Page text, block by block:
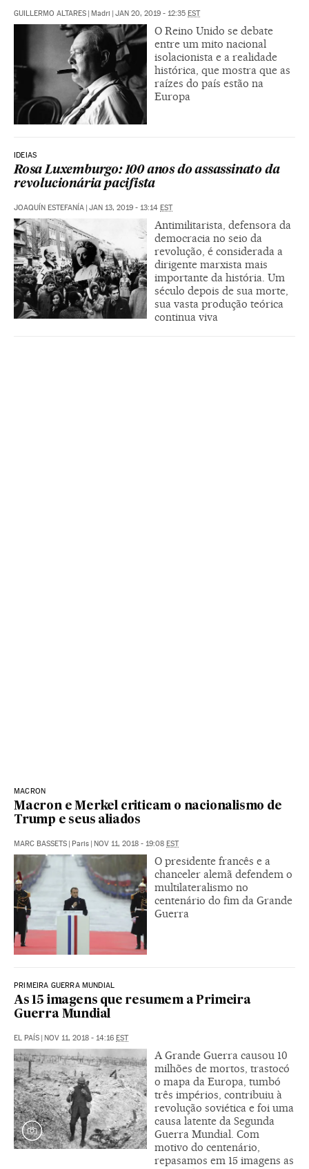
GUILLERMO ALTARES | Madri | JAN 20, 2019 - 12:35 EST
O Reino Unido se debate
entre um mito nacional
isolacionista e a realidade
histórica, que mostra que as
raízes do país estão na
Europa
IDEIAS
Rosa Luxemburgo: 100 anos do assassinato da
revolucionária pacifista
JOAQUÍN ESTEFANÍA | JAN 13, 2019 - 13:14 EST
Antimilitarista, defensora da
democracia no seio da
revolução, é considerada a
dirigente marxista mais
importante da história. Um
século depois de sua morte,
sua vasta produção teórica
continua viva
MACRON
Macron e Merkel criticam o nacionalismo de
Trump e seus aliados
MARC BASSETS | Paris | NOV 11, 2018 - 19:08 EST
O presidente francês e a
chanceler alemã defendem o
multilateralismo no
centenário do fim da Grande
Guerra
PRIMEIRA GUERRA MUNDIAL
As 15 imagens que resumem a Primeira
Guerra Mundial
EL PAÍS | NOV 11, 2018 - 14:16 EST
A Grande Guerra causou 10
milhões de mortos, trastocó
o mapa da Europa, tumbó
três impérios, contribuiu à
revolução soviética e foi uma
causa latente da Segunda
Guerra Mundial. Com
motivo do centenário,
repasamos em 15 imagens as